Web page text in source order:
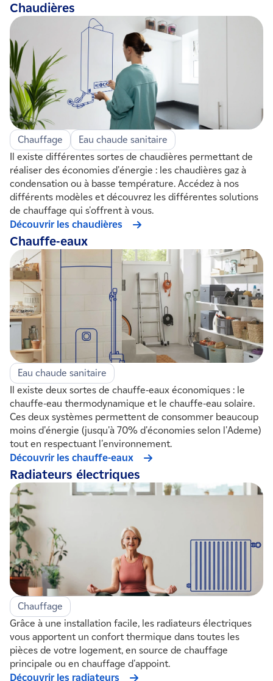
Chaudières
Chauffage
Eau chaude sanitaire
Il existe différentes sortes de chaudières permettant de
réaliser des économies d'énergie : les chaudières gaz à
condensation ou à basse température. Accédez à nos
différents modèles et découvrez les différentes solutions
de chauffage qui s'offrent à vous.
Découvrir les chaudières
Chauffe-eaux
Eau chaude sanitaire
Il existe deux sortes de chauffe-eaux économiques : le
chauffe-eau thermodynamique et le chauffe-eau solaire.
Ces deux systèmes permettent de consommer beaucoup
moins d'énergie (jusqu'à 70% d'économies selon l'Ademe)
tout en respectuant l'environnement.
Découvrir les chauffe-eaux
Radiateurs électriques
Chauffage
Grâce à une installation facile, les radiateurs électriques
vous apportent un confort thermique dans toutes les
pièces de votre logement, en source de chauffage
principale ou en chauffage d'appoint.
Découvrir les radiateurs